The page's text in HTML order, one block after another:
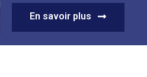
En savoir plus